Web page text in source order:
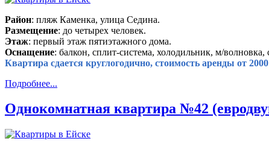
Район: пляж Каменка, улица Седина.
Размещение: до четырех человек.
Этаж: первый этаж пятиэтажного дома.
Оснащение: балкон, сплит-система, холодильник, м/
Квартира сдается круглогодично, стоимость аренды от
Подробнее...
Однокомнатная квартира №42